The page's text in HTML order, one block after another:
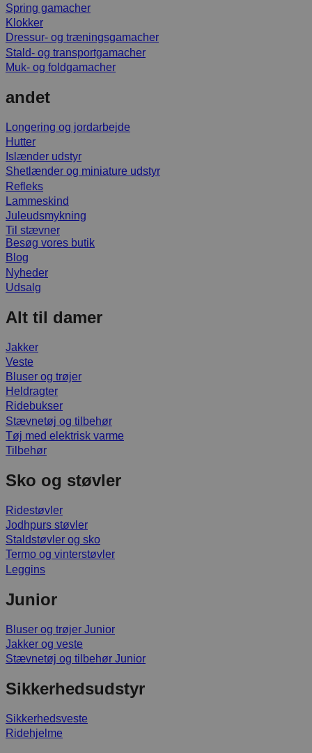
Spring gamacher
Klokker
Dressur- og træningsgamacher
Stald- og transportgamacher
Muk- og foldgamacher
andet
Longering og jordarbejde
Hutter
Islænder udstyr
Shetlænder og miniature udstyr
Refleks
Lammeskind
Juleudsmykning
Til stævner
Besøg vores butik
Blog
Nyheder
Udsalg
Alt til damer
Jakker
Veste
Bluser og trøjer
Heldragter
Ridebukser
Stævnetøj og tilbehør
Tøj med elektrisk varme
Tilbehør
Sko og støvler
Ridestøvler
Jodhpurs støvler
Staldstøvler og sko
Termo og vinterstøvler
Leggins
Junior
Bluser og trøjer Junior
Jakker og veste
Stævnetøj og tilbehør Junior
Sikkerhedsudstyr
Sikkerhedsveste
Ridehjelme